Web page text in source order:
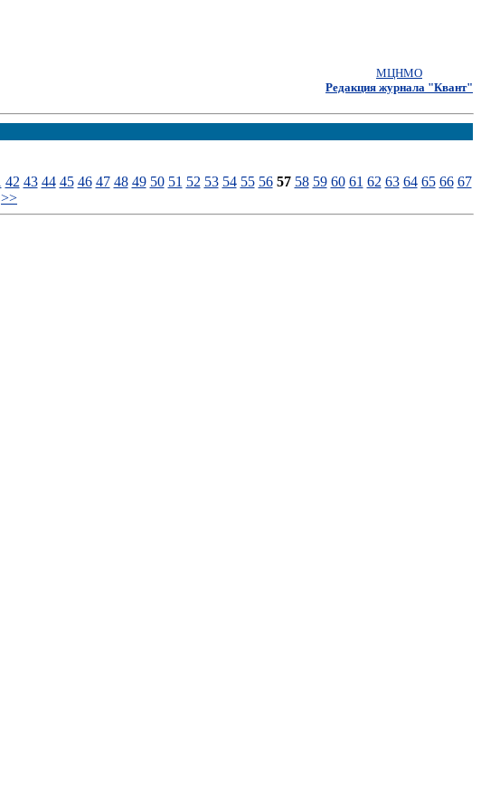
МЦНМО
Редакция журнала "Квант"
42 43 44 45 46 47 48 49 50 51 52 53 54 55 56 57 58 59 60 61 62 63 64 65 66 67
>>